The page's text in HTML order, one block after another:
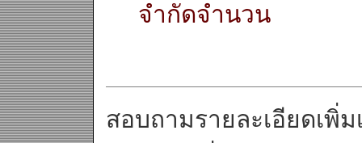
จำกัดจำนวน
สอบถามรายละเอียดเพิ่